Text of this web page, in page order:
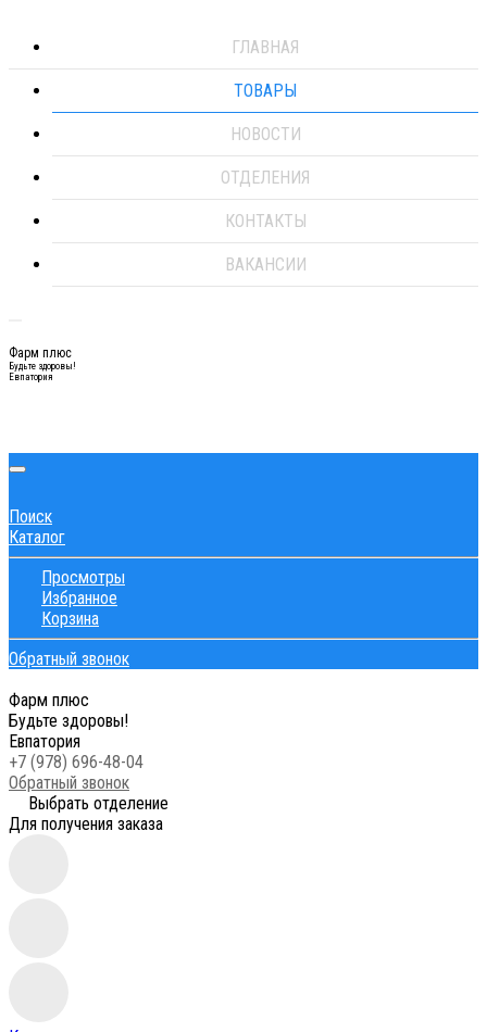
ГЛАВНАЯ
ТОВАРЫ
НОВОСТИ
ОТДЕЛЕНИЯ
КОНТАКТЫ
ВАКАНСИИ
Фарм плюс
Будьте здоровы!
Евпатория
Поиск
Каталог
Просмотры
Избранное
Корзина
Обратный звонок
Фарм плюс
Будьте здоровы!
Евпатория
+7 (978) 696-48-04
Обратный звонок
Выбрать отделение
Для получения заказа